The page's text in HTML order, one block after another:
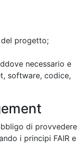
del progetto;
necessario e
software, codice,
di provvedere
i principi FAIR e